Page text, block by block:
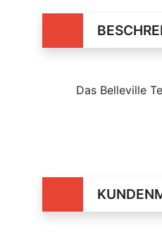
Das Belleville